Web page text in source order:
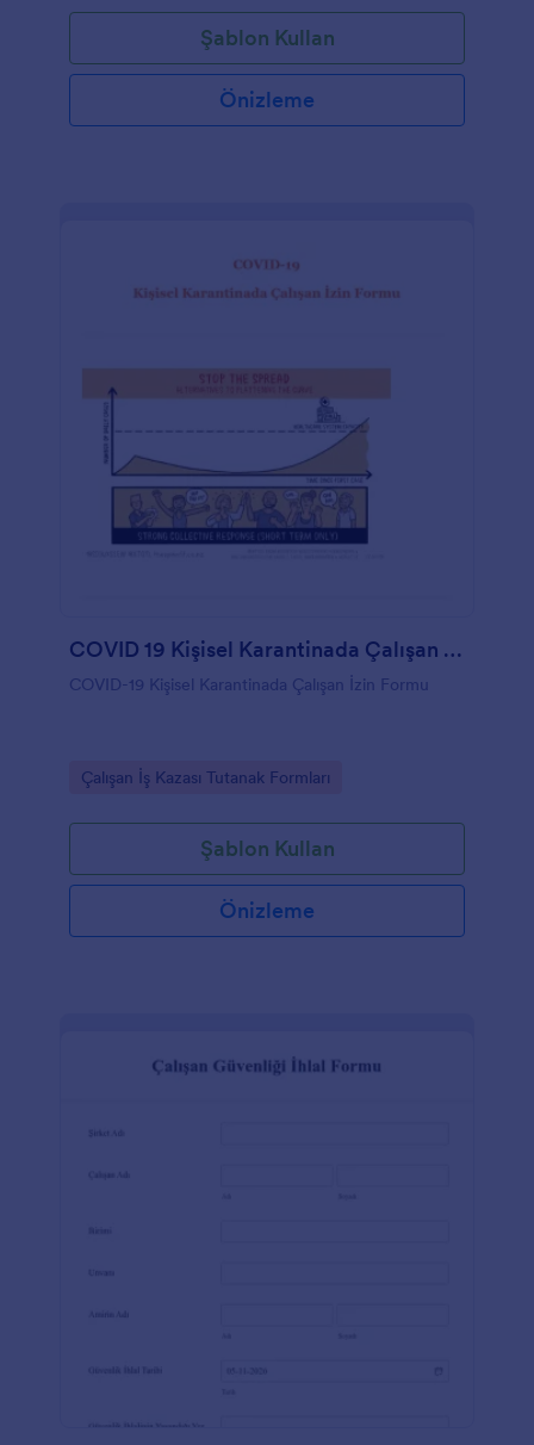
aktiviteler hakkındaki gerekli bilgilerin elde
edilebilmesi için ciddi önem arz etmektedir. Bu
Dolandırıcılık Rapor Formu Şablonu, içerisinde
dolandırıcıyı rapor edenin ismini, iletişim bilgilerini ve
adresini soran alanlar içerir. Ayrıca bu form,
widgetını kullanır. İlave olarak bu formda kullanılan
fotoğraf ve videoları yüklemesi için Dosya Yükleme
düzenlenebilir.
Şablon Kullan
Önizleme
COVID 19 Kişisel Karantinada Çalışan İzin Formu
COVID-19 Kişisel Karantinada Çalışan İzin Formu
Go to Category:
Çalışan İş Kazası Tutanak Formları
Şablon Kullan
Önizleme